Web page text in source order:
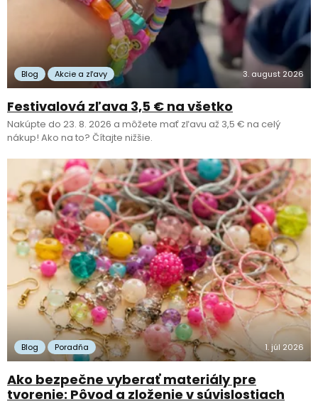
Blog Akcie a zľavy 3. august 2026
Festivalová zľava 3,5 € na všetko
Nakúpte do 23. 8. 2026 a môžete mať zľavu až 3,5 € na celý
nákup! Ako na to? Čítajte nižšie.
Blog Poradňa 1. júl 2026
Ako bezpečne vyberať materiály pre
tvorenie: Pôvod a zloženie v súvislostiach